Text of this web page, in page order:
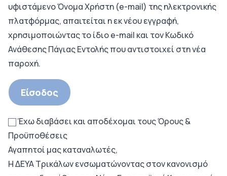
υφιστάμενο Όνομα Χρήστη (e-mail) της ηλεκτρονικής
πλατφόρμας, απαιτείται η εκ νέου εγγραφή,
χρησιμοποιώντας το ίδιο e-mail και τον Κωδικό
Ανάθεσης Πάγιας Εντολής που αντιστοιχεί στη νέα
παροχή.
Είσοδος
Έχω διαβάσει και αποδέχομαι τουςΌρους &
Προϋποθέσεις
Αγαπητοί μας καταναλωτές,
Η ΔΕΥΑ Τρικάλων ενσωματώνοντας στον κανονισμό